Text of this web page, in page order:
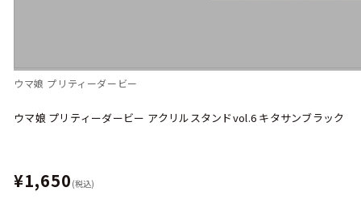
ウマ娘 プリティーダービー
ウマ娘 プリティーダービー アクリルスタンドvol.6 キタサンブラック
¥1,650 (税込)